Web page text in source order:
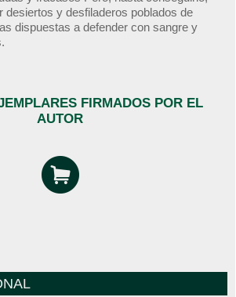
desiertos y desfiladeros poblados de
dispuestas a defender con sangre y
FIRMADOS POR EL
AUTOR